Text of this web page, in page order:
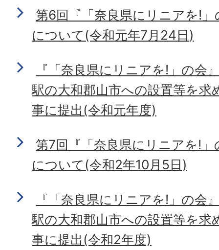
第6回『「奈良県にリニアを!
について(令和元年7月24日)
『「奈良県にリニアを!」の会
駅の大和郡山市への設置等を求
事に提出(令和元年度)
第7回『「奈良県にリニアを!
について(令和2年10月5日)
『「奈良県にリニアを!」の会
駅の大和郡山市への設置等を求
事に提出(令和2年度)